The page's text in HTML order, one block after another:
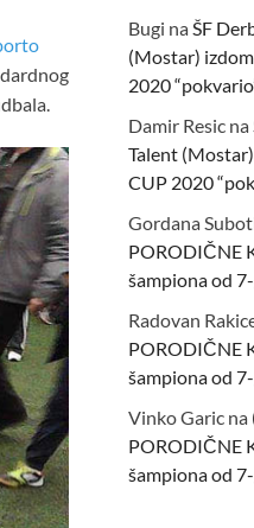
Bugi na ŠF
(Mostar)
2020
Damir Resic na
Talent
CUP 2020
Gordana
PORODIČNE
šampiona od
Radovan
PORODIČNE
šampiona od
Vinko Garic na
PORODIČNE
šampiona od